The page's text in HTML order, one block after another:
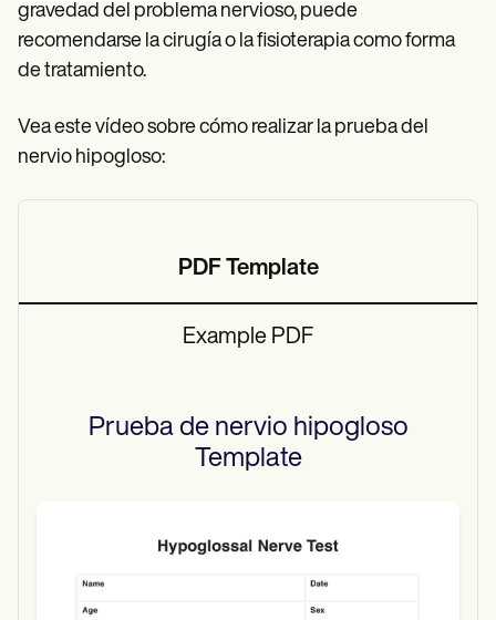
gravedad del problema nervioso, puede
recomendarse la cirugía o la fisioterapia como forma
de tratamiento.
Vea este vídeo sobre cómo realizar la prueba del
nervio hipogloso:
PDF Template
Example PDF
Prueba de nervio hipogloso
Template